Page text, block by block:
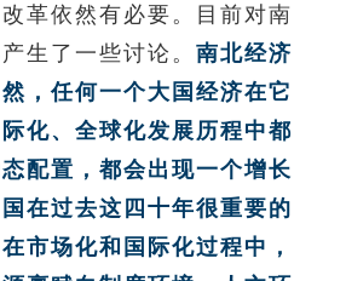
革依然有必要。目前对南
生了一些讨论。南北经济
，任何一个大国经济在它
化、全球化发展历程中都
配置，都会出现一个增长
在过去这四十年很重要的
市场化和国际化过程中，